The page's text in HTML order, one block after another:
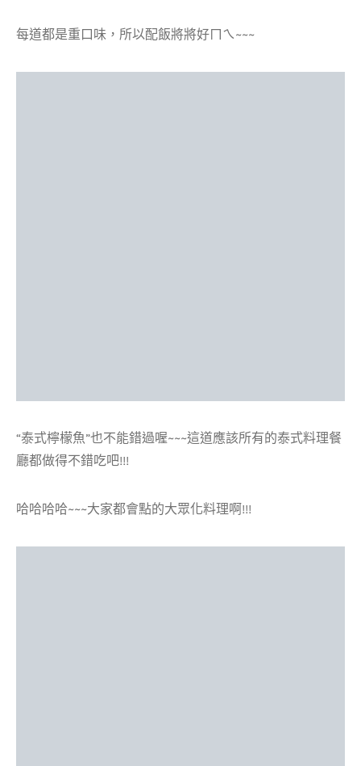
每道都是重口味，所以配飯將將好ㄇㄟ~~~
“泰式檸檬魚”也不能錯過喔~~~這道應該所有的泰式料理餐
廳都做得不錯吃吧!!!
哈哈哈哈~~~大家都會點的大眾化料理啊!!!